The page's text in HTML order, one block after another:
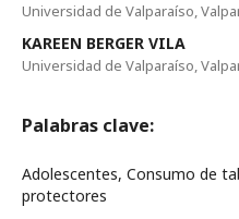
Universidad de Valparaíso,
KAREEN BERGER VILA
Universidad de Valparaíso,
Palabras clave:
Adolescentes, Consumo de
protectores